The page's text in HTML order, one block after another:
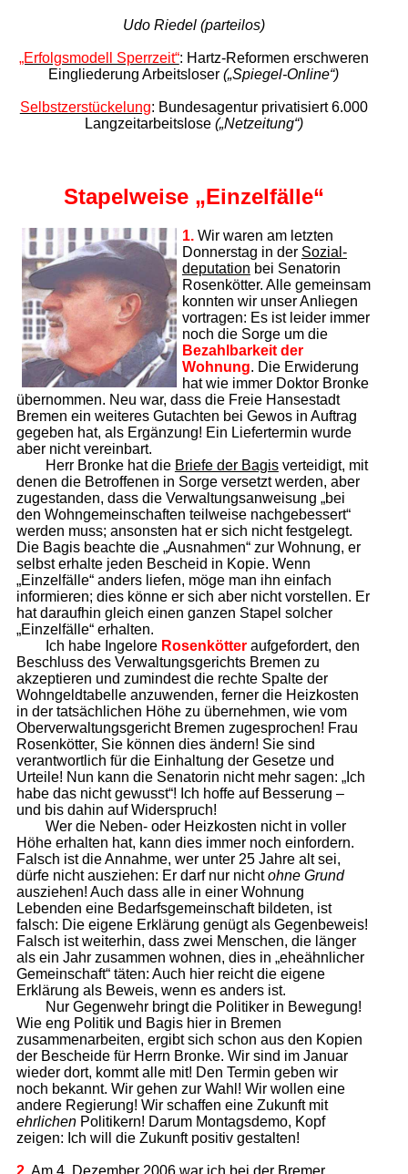
Udo Riedel (parteilos)
„Erfolgsmodell Sperrzeit“: Hartz-Reformen erschweren
Eingliederung Arbeitsloser(„Spiegel-Online“)
Selbstzerstückelung: Bundesagentur privatisiert6.000
Langzeitarbeitslose („Netzeitung“)
Stapelweise „Einzelfälle“
1.Wir waren am letzten
Donnerstag in der Sozial­
deputation bei Senatorin
Rosenkötter. Alle gemeinsam
konnten wir unser Anliegen
vortragen: Es ist leider immer
noch die Sorge um die
Bezahlbarkeit der
Wohnung. Die Erwiderung
hat wie immer Doktor Bronke
übernommen. Neu war, dass die Freie Hansestadt
Bremen ein weiteres Gutachten bei Gewos in Auftrag
gegeben hat, als Ergänzung! Ein Liefertermin wurde
aber nicht vereinbart.
Herr Bronke hat die Briefe der Bagisverteidigt, mit
denen die Betroffenen in Sorge versetzt werden, aber
zugestanden, dass die Verwaltungsanweisung „bei
den Wohngemeinschaften teilweise nachgebessert“
werden muss; ansonsten hat er sich nicht festgelegt.
Die Bagis beachte die „Ausnahmen“ zur Wohnung, er
selbst erhalte jeden Bescheid in Kopie. Wenn
„Einzelfälle“ anders liefen, möge man ihn einfach
informieren; dies könne er sich aber nicht vorstellen. Er
hat daraufhin gleich einen ganzen Stapel solcher
„Einzelfälle“ erhalten.
Ich habe Ingelore Rosenkötteraufgefordert, den
Beschluss des Verwaltungsgerichts Bremen zu
akzeptieren und zumindest die rechte Spalte der
Wohngeldtabelle anzuwenden, ferner die Heizkosten
in der tatsächlichen Höhe zu übernehmen, wie vom
Oberverwaltungsgericht Bremen zugesprochen! Frau
Rosenkötter, Sie können dies ändern! Sie sind
verantwortlich für die Einhaltung der Gesetze und
Urteile! Nun kann die Senatorin nicht mehr sagen: „Ich
habe das nicht gewusst“! Ich hoffe auf Besserung –
und bis dahin auf Widerspruch!
Wer die Neben- oder Heizkosten nicht in voller
Höhe erhalten hat, kann dies immer noch einfordern.
Falsch ist die Annahme, wer unter 25 Jahre alt sei,
dürfe nicht ausziehen: Er darf nur nichtohne Grund
ausziehen! Auch dass alle in einer Wohnung
Lebenden eine Bedarfsgemeinschaft bildeten, ist
falsch: Die eigene Erklärung genügt als Gegenbeweis!
Falsch ist weiterhin, dass zwei Menschen, die länger
als ein Jahr zusammen wohnen, dies in „eheähnlicher
Gemeinschaft“ täten: Auch hier reicht die eigene
Erklärung als Beweis, wenn es anders ist.
Nur Gegenwehr bringt die Politiker in Bewegung!
Wie eng Politik und Bagis hier in Bremen
zusammenarbeiten, ergibt sich schon aus den Kopien
der Bescheide für Herrn Bronke. Wir sind im Januar
wieder dort, kommt alle mit! Den Termin geben wir
noch bekannt. Wir gehen zur Wahl! Wir wollen eine
andere Regierung! Wir schaffen eine Zukunft mit
ehrlichenPolitikern! Darum Montagsdemo, Kopf
zeigen: Ich will die Zukunft positiv gestalten!
2. Am 4. Dezember 2006 war ich bei der Bremer